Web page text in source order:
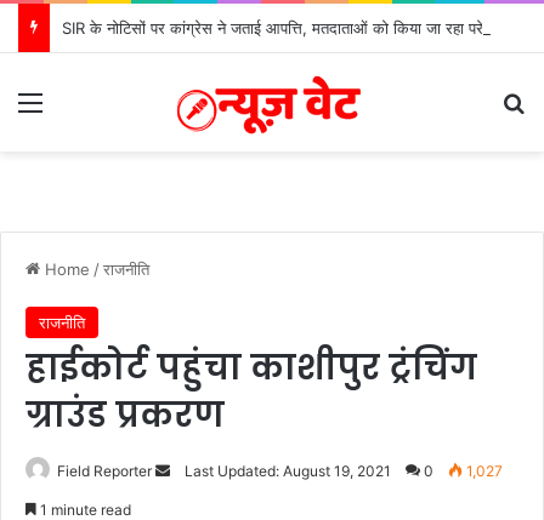
Menu
Home /राजनीति
राजनीति
हाईकोर्ट पहुंचा काशीपुर ट्रंचिंग
ग्राउंड प्रकरण
Field Reporter
SendLast Updated: August 19, 2021 0 1,027
1 minute read